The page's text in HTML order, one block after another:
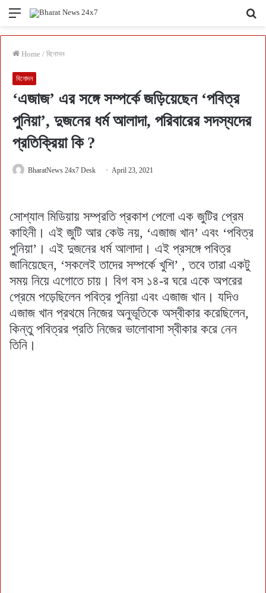
Menu
Home / বিনোদন
বিনোদন
‘এজাজ’ এর সঙ্গে সম্পর্কে জড়িয়েছেন ‘পবিত্র
পুনিয়া’, দুজনের ধর্ম আলাদা, পরিবারের সদস্যদের
প্রতিক্রিয়া কি ?
BharatNews 24x7 Desk April 23, 2021
সোশ্যাল মিডিয়ায় সম্প্রতি প্রকাশ পেলো এক জুটির প্রেম
কাহিনী। এই জুটি আর কেউ নয়, ‘এজাজ খান’ এবং ‘পবিত্র
পুনিয়া’। এই দুজনের ধর্ম আলাদা। এই প্রসঙ্গে পবিত্র
জানিয়েছেন, ‘সকলেই তাদের সম্পর্কে খুশি’ , তবে তারা একটু
সময় নিয়ে এগোতে চায়। বিগ বস ১৪-র ঘরে একে অপরের
প্রেমে পড়েছিলেন পবিত্র পুনিয়া এবং এজাজ খান। যদিও
এজাজ খান প্রথমে নিজের অনুভূতিকে অস্বীকার করেছিলেন,
কিন্তু পবিত্রর প্রতি নিজের ভালোবাসা স্বীকার করে নেন
তিনি।